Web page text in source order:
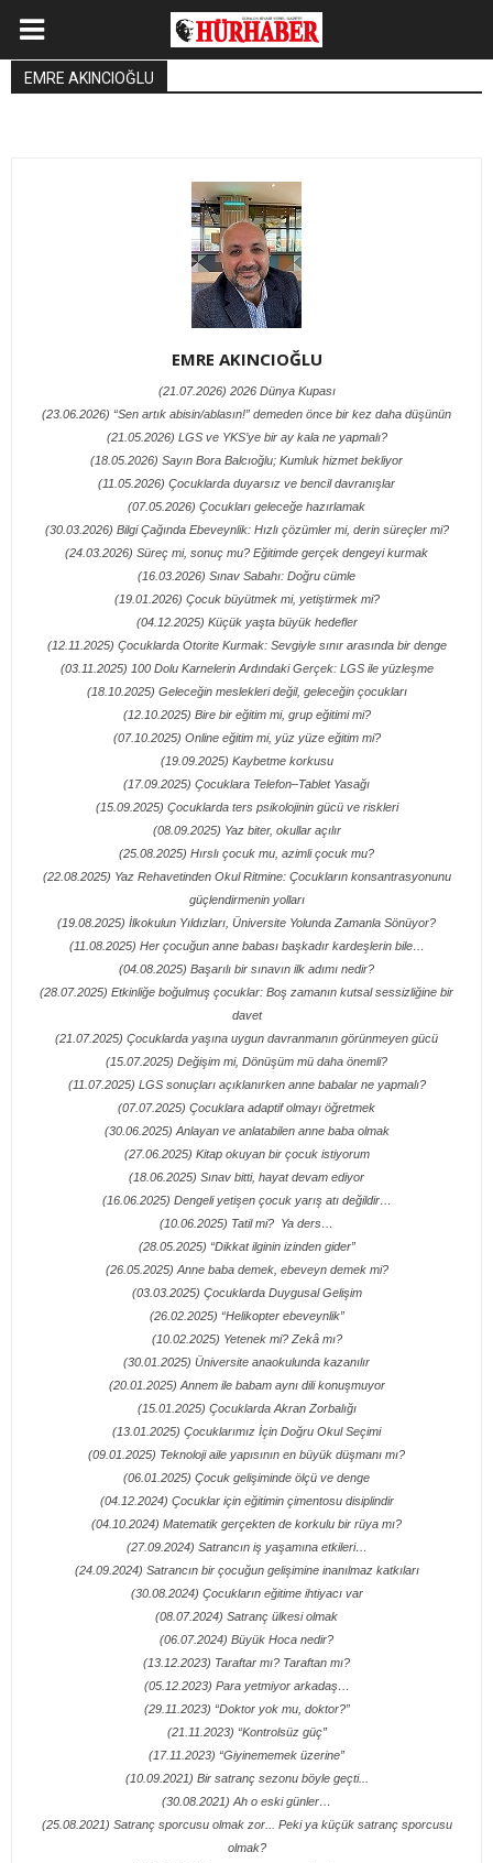
EMRE AKINCIOĞLU
EMRE AKINCIOĞLU
(21.07.2026) 2026 Dünya Kupası
(23.06.2026) “Sen artık abisin/ablasın!” demeden önce bir kez daha düşünün
(21.05.2026) LGS ve YKS’ye bir ay kala ne yapmalı?
(18.05.2026) Sayın Bora Balcıoğlu; Kumluk hizmet bekliyor
(11.05.2026) Çocuklarda duyarsız ve bencil davranışlar
(07.05.2026) Çocukları geleceğe hazırlamak
(30.03.2026) Bilgi Çağında Ebeveynlik: Hızlı çözümler mi, derin süreçler mi?
(24.03.2026) Süreç mi, sonuç mu? Eğitimde gerçek dengeyi kurmak
(16.03.2026) Sınav Sabahı: Doğru cümle
(19.01.2026) Çocuk büyütmek mi, yetiştirmek mi?
(04.12.2025) Küçük yaşta büyük hedefler
(12.11.2025) Çocuklarda Otorite Kurmak: Sevgiyle sınır arasında bir denge
(03.11.2025) 100 Dolu Karnelerin Ardındaki Gerçek: LGS ile yüzleşme
(18.10.2025) Geleceğin meslekleri değil, geleceğin çocukları
(12.10.2025) Bire bir eğitim mi, grup eğitimi mi?
(07.10.2025) Online eğitim mi, yüz yüze eğitim mi?
(19.09.2025) Kaybetme korkusu
(17.09.2025) Çocuklara Telefon–Tablet Yasağı
(15.09.2025) Çocuklarda ters psikolojinin gücü ve riskleri
(08.09.2025) Yaz biter, okullar açılır
(25.08.2025) Hırslı çocuk mu, azimli çocuk mu?
(22.08.2025) Yaz Rehavetinden Okul Ritmine: Çocukların konsantrasyonunu
güçlendirmenin yolları
(19.08.2025) İlkokulun Yıldızları, Üniversite Yolunda Zamanla Sönüyor?
(11.08.2025) Her çocuğun anne babası başkadır kardeşlerin bile…
(04.08.2025) Başarılı bir sınavın ilk adımı nedir?
(28.07.2025) Etkinliğe boğulmuş çocuklar: Boş zamanın kutsal sessizliğine bir
davet
(21.07.2025) Çocuklarda yaşına uygun davranmanın görünmeyen gücü
(15.07.2025) Değişim mi, Dönüşüm mü daha önemli?
(11.07.2025) LGS sonuçları açıklanırken anne babalar ne yapmalı?
(07.07.2025) Çocuklara adaptif olmayı öğretmek
(30.06.2025) Anlayan ve anlatabilen anne baba olmak
(27.06.2025) Kitap okuyan bir çocuk istiyorum
(18.06.2025) Sınav bitti, hayat devam ediyor
(16.06.2025) Dengeli yetişen çocuk yarış atı değildir…
(10.06.2025) Tatil mi? Ya ders…
(28.05.2025) “Dikkat ilginin izinden gider”
(26.05.2025) Anne baba demek, ebeveyn demek mi?
(03.03.2025) Çocuklarda Duygusal Gelişim
(26.02.2025) “Helikopter ebeveynlik”
(10.02.2025) Yetenek mi? Zekâ mı?
(30.01.2025) Üniversite anaokulunda kazanılır
(20.01.2025) Annem ile babam aynı dili konuşmuyor
(15.01.2025) Çocuklarda Akran Zorbalığı
(13.01.2025) Çocuklarımız İçin Doğru Okul Seçimi
(09.01.2025) Teknoloji aile yapısının en büyük düşmanı mı?
(06.01.2025) Çocuk gelişiminde ölçü ve denge
(04.12.2024) Çocuklar için eğitimin çimentosu disiplindir
(04.10.2024) Matematik gerçekten de korkulu bir rüya mı?
(27.09.2024) Satrancın iş yaşamına etkileri…
(24.09.2024) Satrancın bir çocuğun gelişimine inanılmaz katkıları
(30.08.2024) Çocukların eğitime ihtiyacı var
(08.07.2024) Satranç ülkesi olmak
(06.07.2024) Büyük Hoca nedir?
(13.12.2023) Taraftar mı? Taraftan mı?
(05.12.2023) Para yetmiyor arkadaş…
(29.11.2023) “Doktor yok mu, doktor?”
(21.11.2023) “Kontrolsüz güç”
(17.11.2023) “Giyinememek üzerine”
(10.09.2021) Bir satranç sezonu böyle geçti...
(30.08.2021) Ah o eski günler…
(25.08.2021) Satranç sporcusu olmak zor... Peki ya küçük satranç sporcusu
olmak?